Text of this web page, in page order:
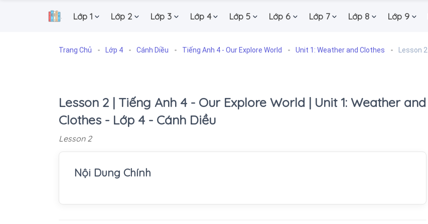
. Lớp 1 Lớp 2 Lớp 3 Lớp 4 Lớp 5 Lớp 6 Lớp 7 Lớp 8 Lớp 9
Trang Chủ Lớp 4 Cánh Diều Tiếng Anh 4 - Our Explore World Unit 1: Weather and Clothes Lesson 2
Lesson 2 | Tiếng Anh 4 - Our Explore World | Unit 1: Weather and
Clothes - Lớp 4 - Cánh Diều
Lesson 2
Nội Dung Chính